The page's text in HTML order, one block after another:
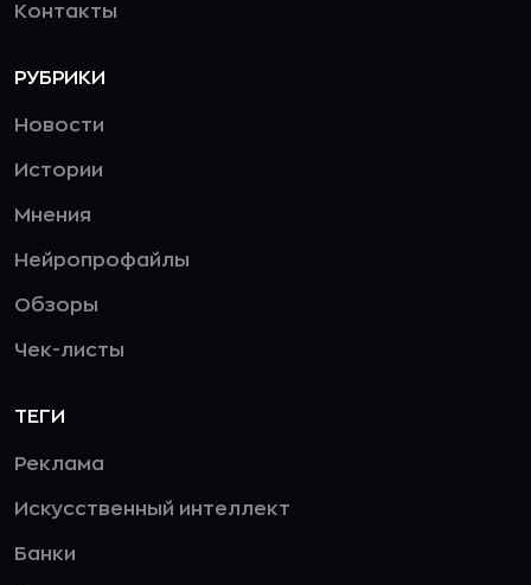
Контакты
РУБРИКИ
Новости
Истории
Мнения
Нейропрофайлы
Обзоры
Чек-листы
ТЕГИ
Реклама
Искусственный интеллект
Банки